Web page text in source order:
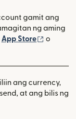
gamit ang
ng aming
window)
App Store
o
ang currency,
at ang bilis ng